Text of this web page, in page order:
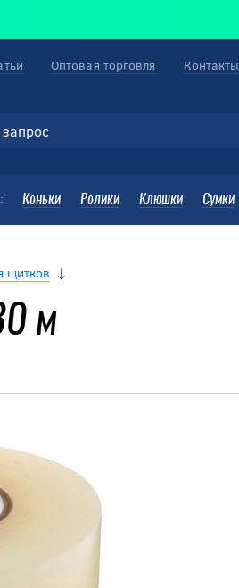
Коньки Ролики Клюшки Сумки
Оптовая торговля Контакты
щитков
м